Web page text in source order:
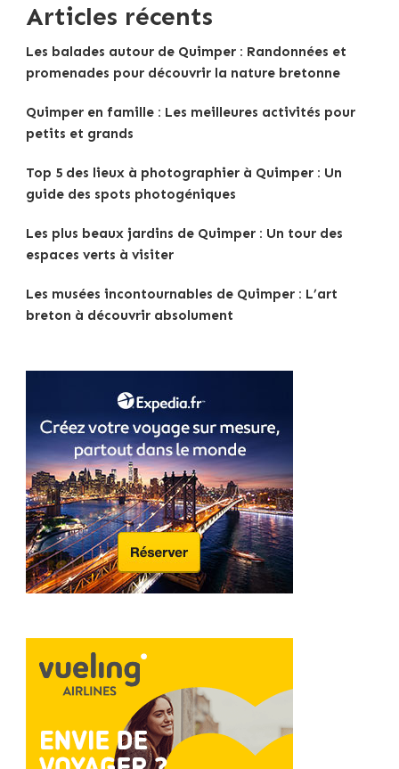
Articles récents
Les balades autour de Quimper : Randonnées et
promenades pour découvrir la nature bretonne
Quimper en famille : Les meilleures activités pour
petits et grands
Top 5 des lieux à photographier à Quimper : Un
guide des spots photogéniques
Les plus beaux jardins de Quimper : Un tour des
espaces verts à visiter
Les musées incontournables de Quimper : L’art
breton à découvrir absolument